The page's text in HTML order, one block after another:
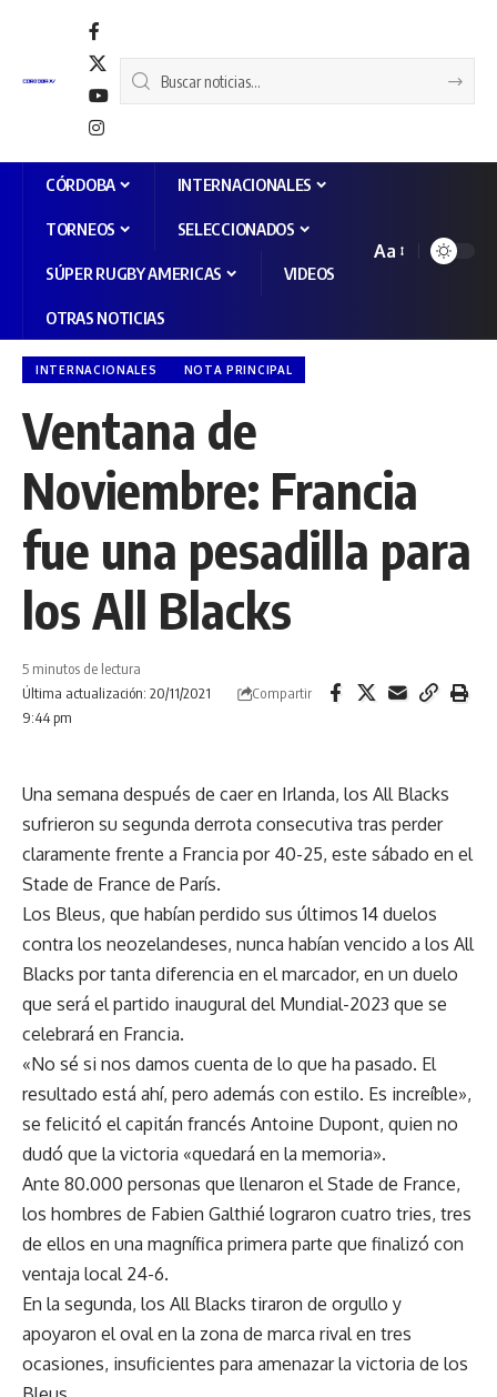
CÓRDOBA INTERNACIONALES
TORNEOS SELECCIONADOS
SÚPER RUGBY AMERICAS VIDEOS
OTRAS NOTICIAS
Aa
INTERNACIONALES NOTA PRINCIPAL
Ventana de
Noviembre: Francia
fue una pesadilla para
los All Blacks
Última actualización: 20/11/2021
9:44 pm
5 minutos de lectura
Compartir
Una semana después de caer en Irlanda, los All Blacks
sufrieron su segunda derrota consecutiva tras perder
claramente frente a Francia por 40-25, este sábado en el
Stade de France de París.
Los Bleus, que habían perdido sus últimos 14 duelos
contra los neozelandeses, nunca habían vencido a los All
Blacks por tanta diferencia en el marcador, en un duelo
que será el partido inaugural del Mundial-2023 que se
celebrará en Francia.
«No sé si nos damos cuenta de lo que ha pasado. El
resultado está ahí, pero además con estilo. Es increíble»,
se felicitó el capitán francés Antoine Dupont, quien no
dudó que la victoria «quedará en la memoria».
Ante 80.000 personas que llenaron el Stade de France,
los hombres de Fabien Galthié lograron cuatro tries, tres
de ellos en una magnífica primera parte que finalizó con
ventaja local 24-6.
En la segunda, los All Blacks tiraron de orgullo y
apoyaron el oval en la zona de marca rival en tres
ocasiones, insuficientes para amenazar la victoria de los